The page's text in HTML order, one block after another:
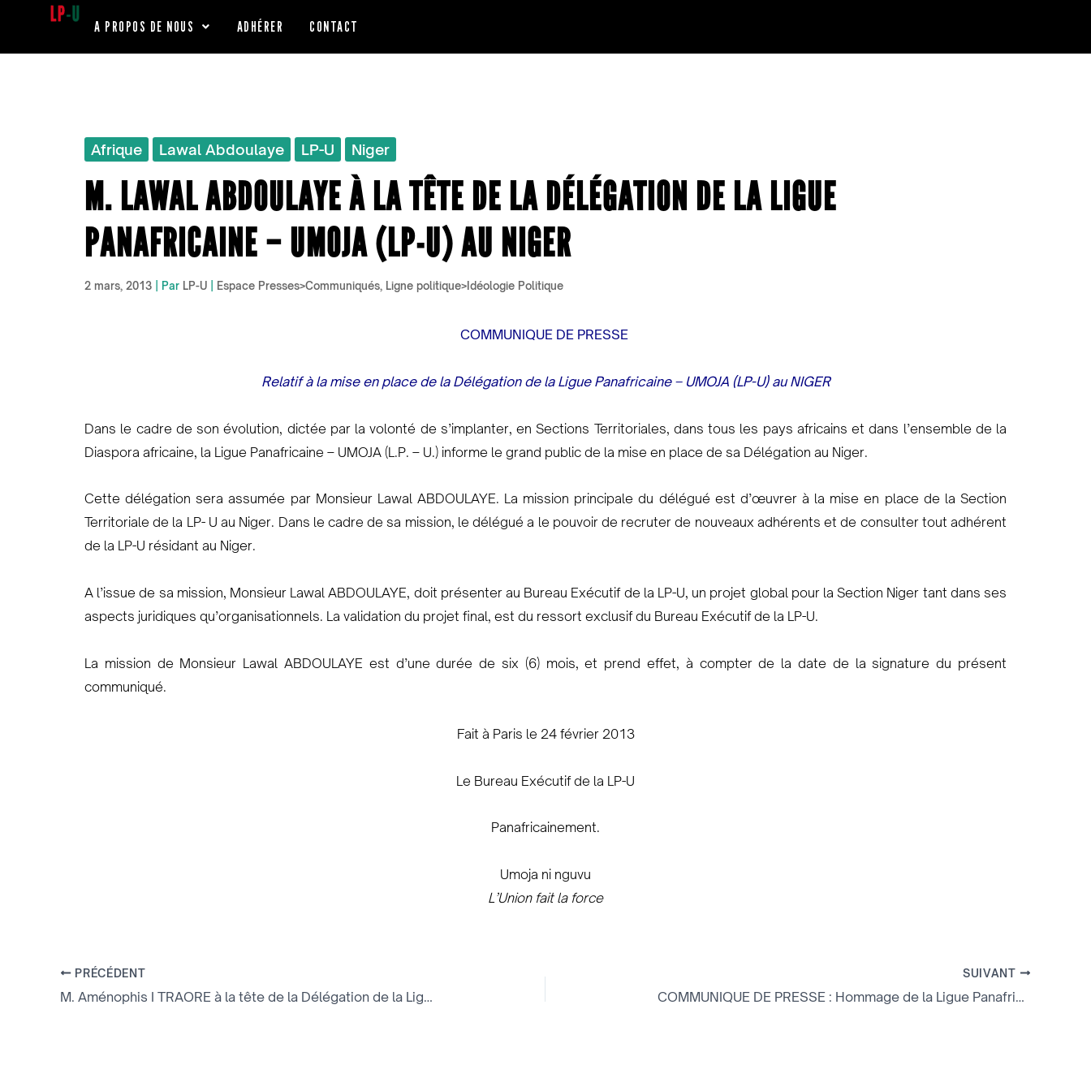
contenu
A PROPOS DE NOUS ADHÉRER CONTACT
Afrique Lawal Abdoulaye LP-U Niger
M. LAWAL ABDOULAYE À LA TÊTE DE LA DÉLÉGATION DE LA LIGUE
PANAFRICAINE – UMOJA (LP-U) AU NIGER
2 mars, 2013 | Par LP-U Espace Presses>Communiqués, Ligne politique>Idéologie Politique
COMMUNIQUE DE PRESSE
Relatif à la mise en place de la Délégation de la Ligue Panafricaine – UMOJA (LP-U)au NIGER
Dans le cadre de son évolution, dictée par la volonté de s’implanter, en Sections Territoriales, dans tous les pays africains et dans l’ensemble de la
Diaspora africaine, la Ligue Panafricaine – UMOJA (L.P. – U.) informe le grand public de la mise en place de sa Délégation au Niger.
Cette délégation sera assumée par Monsieur Lawal ABDOULAYE. La mission principale du délégué est d’œuvrer à la mise en place de la Section
Territoriale de la LP- U au Niger. Dans le cadre de sa mission, le délégué a le pouvoir de recruter de nouveaux adhérents et de consulter tout adhérent
de la LP-U résidant au Niger.
A l’issue de sa mission, Monsieur Lawal ABDOULAYE, doit présenter au Bureau Exécutif de la LP-U, un projet global pour la Section Niger tant dans ses
aspects juridiques qu’organisationnels. La validation du projet final, est du ressort exclusif du Bureau Exécutif de la LP-U.
La mission de Monsieur Lawal ABDOULAYE est d’une durée de six (6) mois, et prend effet, à compter de la date de la signature du présent
communiqué.
Fait à Paris le 24 février 2013
Le Bureau Exécutif de la LP-U
Panafricainement.
Umoja ni nguvu
L’Union fait la force
PRÉCÉDENT
M. Aménophis I TRAORE à la tête de la Délégation de la Ligue Panafricaine – UMOJA (L.P.-U) au MALI.
SUIVANT
COMMUNIQUE DE PRESSE : Hommage de la Ligue Panafricaine UMOJA (LP-U) au Président Hugo CHAVEZ, Leader bolivarien.